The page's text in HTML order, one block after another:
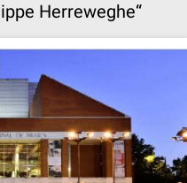
Herreweghe“